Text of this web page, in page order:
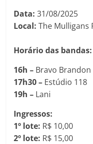
Data: 31/08/2025
Local: The Mulligans
Horário das bandas:
16h – Bravo Brandon
17h30 – Estúdio 118
19h – Lani
Ingressos:
1º lote: R$ 10,00
2º lote: R$ 15,00